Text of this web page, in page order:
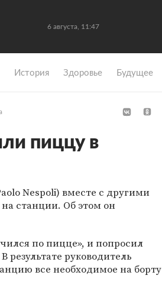
6 августа, 11:47
История Здоровье Будущее
пиццу в
с другими
станции. Об этом он
по пицце», и попросил
руководитель
все необходимое на борту